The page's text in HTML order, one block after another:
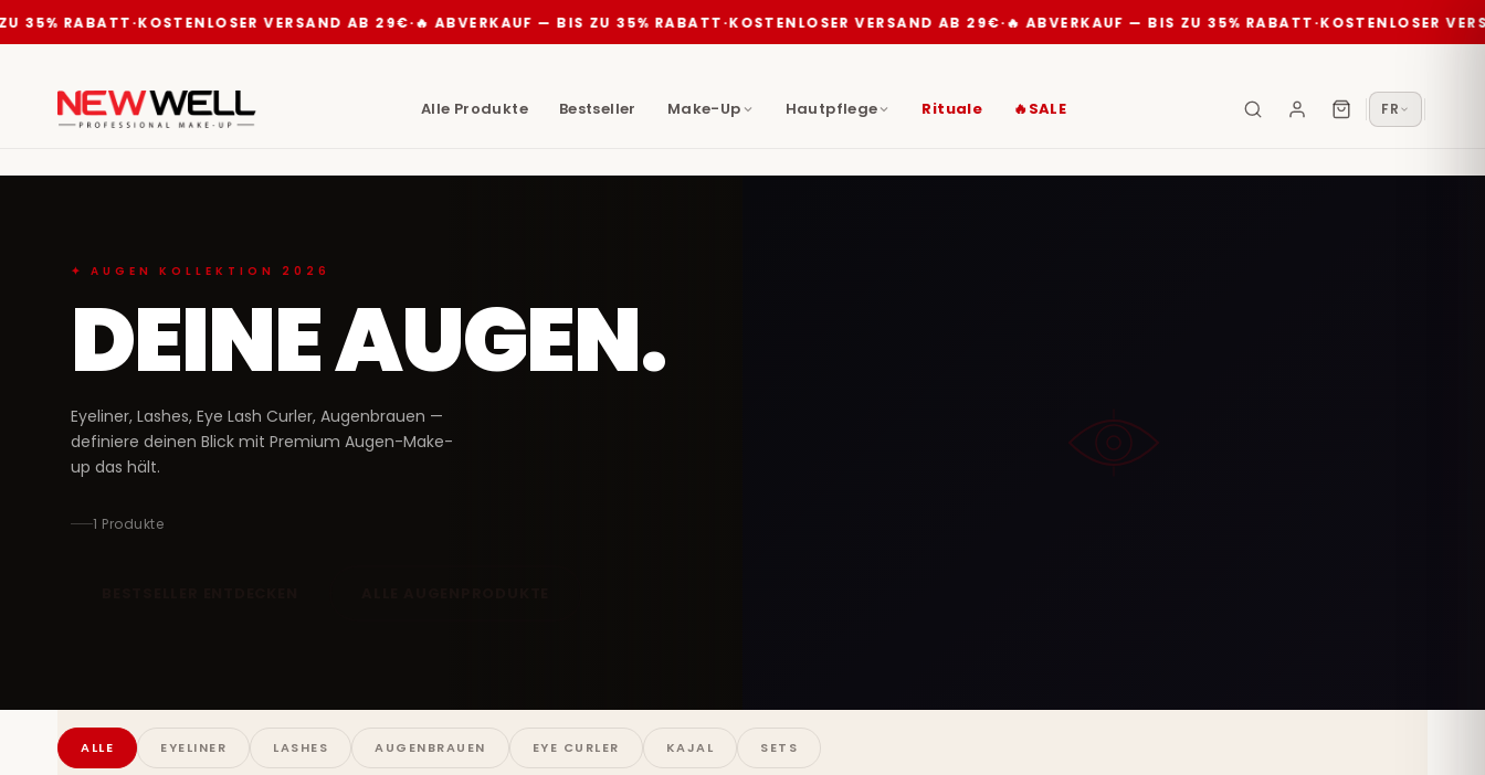
35% RABATT·KOSTENLOSER VERSAND AB 29€·🔥 ABVERKAUF — BIS ZU 35% RABATT·KOSTENLOSER VERSAND AB 29€·🔥 ABVERKAUF — BIS ZU 35% RABATT·KOSTENLOSER
Alle Produkte Bestseller Make-Up Hautpflege Rituale 🔥SALE FR
✦ AUGEN KOLLEKTION 2026
DEINE AUGEN.
Eyeliner, Lashes, Eye Lash Curler, Augenbrauen —
definiere deinen Blick mit Premium Augen-Make-
up das hält.
1 Produkte
ALLE EYELINER LASHES AUGENBRAUEN EYE CURLER KAJAL SETS